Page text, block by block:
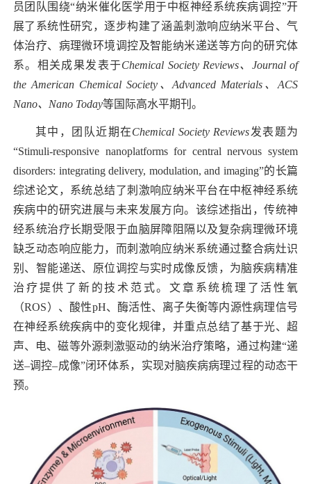
员团队围绕“纳米催化医学用于中枢神经系统疾病调控”开
展了系统性研究，逐步构建了涵盖刺激响应纳米平台、气
体治疗、病理微环境调控及智能纳米递送等方向的研究体
系。相关成果发表于Chemical Society Reviews、 Journal of
the American Chemical Society、Advanced Materials 、 ACS
Nano、 Nano Today等国际高水平期刊。
其中，团队近期在Chemical Society Reviews发表题为
“Stimuli-responsive nanoplatforms for central nervous system
disorders: integrating delivery, modulation, and imaging”的长篇
综述论文，系统总结了刺激响应纳米平台在中枢神经系统
疾病中的研究进展与未来发展方向。该综述指出，传统神
经系统治疗长期受限于血脑屏障阻隔以及复杂病理微环境
缺乏动态响应能力，而刺激响应纳米系统通过整合病灶识
别、智能递送、原位调控与实时成像反馈，为脑疾病精准
治疗提供了新的技术范式。文章系统梳理了活性氧
（ROS）、酸性pH、酶活性、离子失衡等内源性病理信号
在神经系统疾病中的变化规律，并重点总结了基于光、超
声、电、磁等外源刺激驱动的纳米治疗策略，通过构建“递
送–调控–成像”闭环体系，实现对脑疾病病理过程的动态干
预。